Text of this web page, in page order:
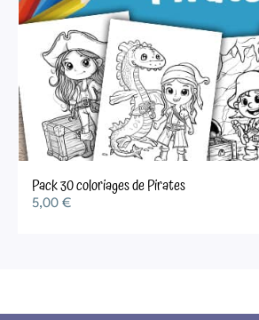
Pack 30 coloriages de Pirates
5,00 €